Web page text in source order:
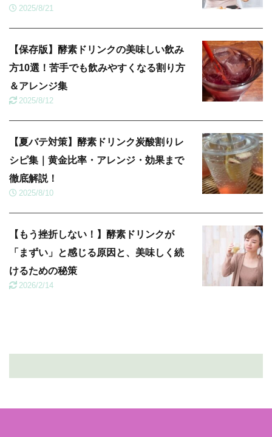
2025/8/21
【保存版】酵素ドリンクの美味しい飲み
方10選！苦手でも飲みやすくなる割り方
＆アレンジ集
2025/8/12
【夏バテ対策】酵素ドリンク炭酸割りレ
シピ集｜黄金比率・アレンジ・効果まで
徹底解説！
2025/8/10
【もう挫折しない！】酵素ドリンクが
「まずい」と感じる原因と、美味しく続
けるための秘策
2026/2/14